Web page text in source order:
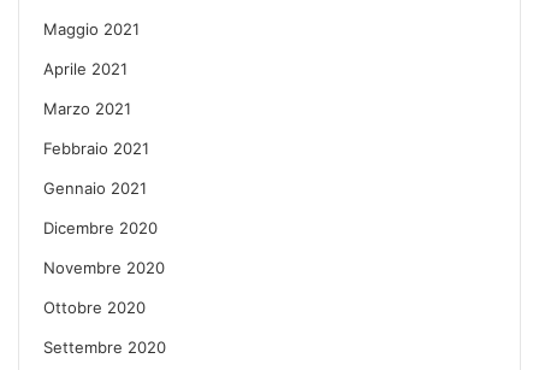
Maggio 2021
Aprile 2021
Marzo 2021
Febbraio 2021
Gennaio 2021
Dicembre 2020
Novembre 2020
Ottobre 2020
Settembre 2020